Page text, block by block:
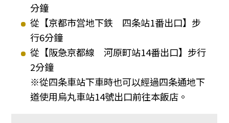
分鐘
從【京都市営地下鉄 四条站1番出口】步
行6分鐘
從【阪急京都線 河原町站14番出口】步行
2分鐘
※從四条車站下車時也可以經過四条通地下
道使用烏丸車站14號出口前往本飯店。